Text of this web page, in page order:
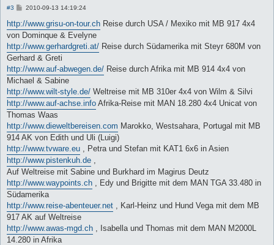
#3
B
i
t
r
a
g
2010-09-13 14:19:24
http://www.grisu-on-tour.ch Reise durch USA / Mexiko mit MB 917 4x4
von Dominque & Evelyne
http://www.gerhardgreti.at/ Reise durch Südamerika mit Steyr 680M von
Gerhard & Greti
http://www.auf-abwegen.de/ Reise durch Afrika mit MB 914 4x4 von
Michael & Sabine
http://www.wilt-style.de/ Weltreise mit MB 310er 4x4 von Wilm & Silvi
http://www.auf-achse.info Afrika-Reise mit MAN 18.280 4x4 Unicat von
Thomas Waas
http://www.dieweltbereisen.com Marokko, Westsahara, Portugal mit MB
914 AK von Edith und Uli (Luigi)
http://www.tvware.eu , Petra und Stefan mit KAT1 6x6 in Asien
http://www.pistenkuh.de
Auf Weltreise mit Sabine und Burkhard im Magirus Deutz
http://www.waypoints.ch , Edy und Brigitte mit dem MAN TGA 33.480 in
Südamerika
http://www.reise-abenteuer.net , Karl-Heinz und Hund Vega mit dem MB
917 AK auf Weltreise
http://www.awas-mgd.ch , Isabella und Thomas mit dem MAN M2000L
14.280 in Afrika